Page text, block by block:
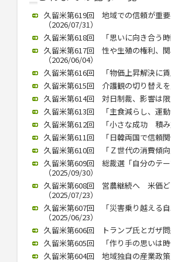
久留米第619回 地域での信頼が重
（2026/07/31）
久留米第618回 「思いに向き合う
久留米第617回 性や生殖の権利、
（2026/06/04）
久留米第616回 「物価上昇解決に
久留米第615回 介護観の切り替え
久留米第614回 対日制裁、影響は
久留米第613回 「主食減らし、運
久留米第612回 「小さな成功 積み
久留米第611回 「日韓両国で信頼
久留米第610回 「Ｚ世代の消費傾
久留米第609回 総裁選「自分のテ
（2025/09/30）
久留米第608回 営農継続へ 米価ど
（2025/07/23）
久留米第607回 「災害乗り越える
（2025/06/23）
久留米第606回 トランプ氏とガザ
久留米第605回 「作り手の思いは
久留米第604回 地域独自の産業政